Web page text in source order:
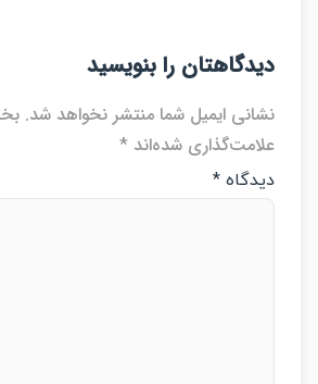
را بنویسید
ایمیل شما منتشر نخواهد شد. بخش‌های
شده‌اند *
*